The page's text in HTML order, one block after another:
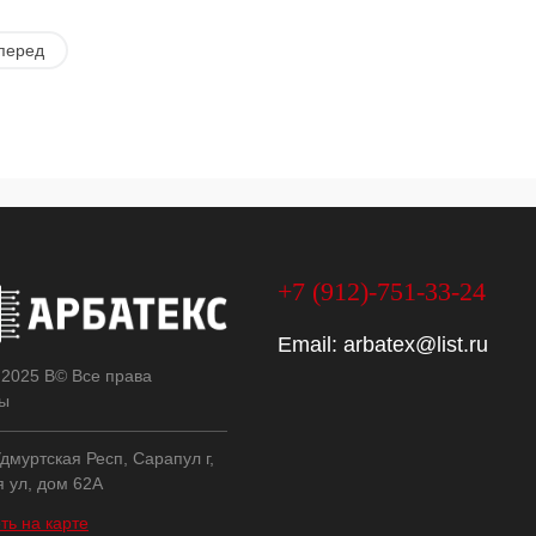
В© Все права
Респ, Сарапул г,
ул, дом 62А
на карте
+7 (912)-751-33-24
Email: arbatex@list.ru